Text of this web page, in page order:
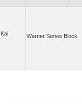
Warner Series Block